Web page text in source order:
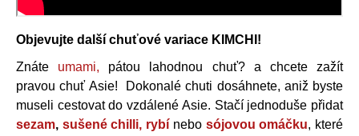
Objevujte další chuťové variace KIMCHI!
Znáte umami, pátou lahodnou chuť? a chcete zažít
pravou chuť Asie! Dokonalé chuti dosáhnete, aniž byste
museli cestovat do vzdálené Asie. Stačí jednoduše přidat
sezam, sušené chilli, rybí nebo sójovou omáčku, které
D
o
p
o
r
u
č